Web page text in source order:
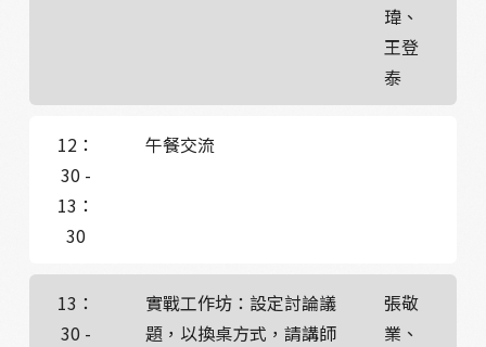
瑋、
王登
泰
12：
30 -
13：
30
午餐交流
13：
30 -
實戰工作坊：設定討論議
題，以換桌方式，請講師
張敬
業、